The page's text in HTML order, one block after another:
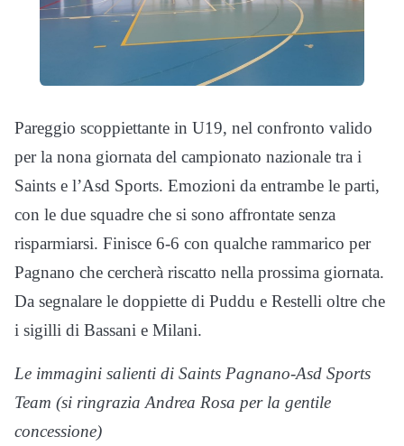
Pareggio scoppiettante in U19, nel confronto valido
per la nona giornata del campionato nazionale tra i
Saints e l’Asd Sports. Emozioni da entrambe le parti,
con le due squadre che si sono affrontate senza
risparmiarsi. Finisce 6-6 con qualche rammarico per
Pagnano che cercherà riscatto nella prossima giornata.
Da segnalare le doppiette di Puddu e Restelli oltre che
i sigilli di Bassani e Milani.
Le immagini salienti di Saints Pagnano-Asd Sports
Team (si ringrazia Andrea Rosa per la gentile
concessione)